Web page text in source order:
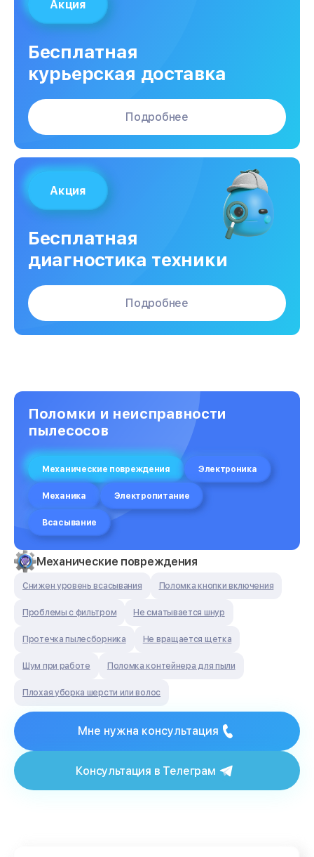
Акция
Бесплатная
курьерская доставка
Подробнее
Акция
Бесплатная
диагностика техники
Подробнее
Поломки и неисправности
пылесосов
Механические повреждения Электроника
Механика Электропитание
Всасывание
Механические повреждения
Снижен уровень всасывания Поломка кнопки включения
Проблемы с фильтром Не сматывается шнур
Протечка пылесборника Не вращается щетка
Шум при работе Поломка контейнера для пыли
Плохая уборка шерсти или волос
Мне нужна консультация
Консультация в Телеграм